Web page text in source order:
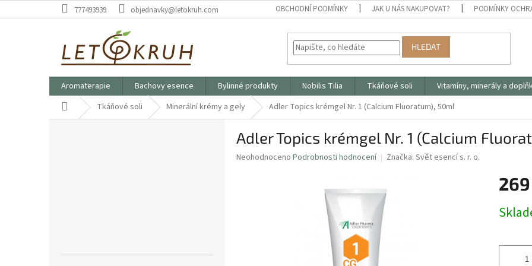
na
777493939 objednavky@letokruh.com OBCHODNÍ PODMÍNKY JAK U NÁS NAKUPOVAT? PODMÍNKY
HLEDAT
Aromaterapie Bachovy esence Bylinné produkty Nobilis Tilia Tkáňové soli Vitamíny, minerály a
Domů Tkáňové soli Minerální krémy a gely Adler Topics krémgel Nr. 1 (Calcium Fluoratum), 50ml
Adler Topics krémgel Nr. 1 (Calcium
Průměrné
Neohodnoceno Podrobnosti hodnocení Značka: Svět esencí s. r. o.
cena: